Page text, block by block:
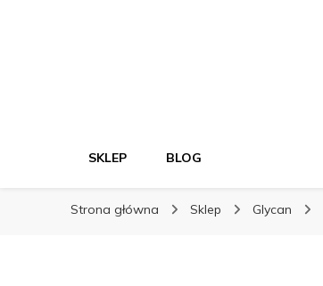
SKLEP BLOG
Strona główna Sklep Glycan